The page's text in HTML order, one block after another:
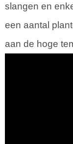
slangen en
een aantal
aan de hoge